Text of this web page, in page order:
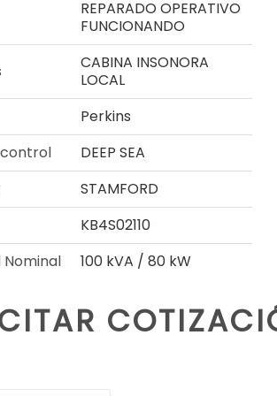
REPARADO OPERATIVO
FUNCIONANDO
CABINA INSONORA
LOCAL
Perkins
DEEP SEA
STAMFORD
KB4S02110
100 kVA / 80 kW